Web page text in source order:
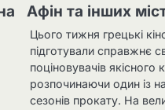
Афін та інших
Цього тижня грецькі
підготували справжнє
поціновувачів якісного
розпочинаючи один із
сезонів прокату. На